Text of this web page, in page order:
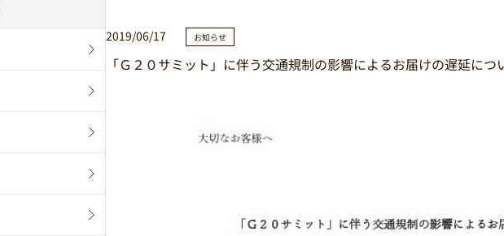
2019/06/17 お知らせ
「Ｇ２０サミット」に伴う交通規制の影響によるお届けの遅延につ